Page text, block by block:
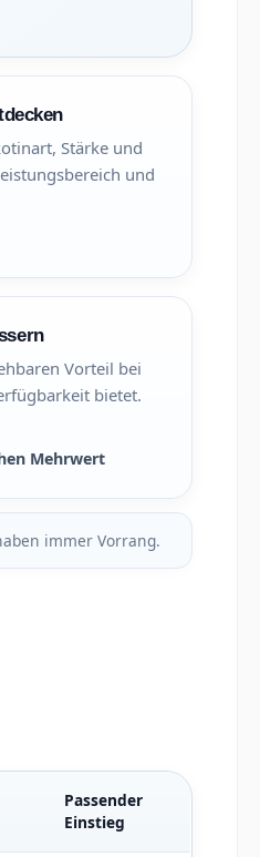
Stärke und
und
Vorteil bei
bietet.
Mehrwert
immer Vorrang.
Passender
Einstieg